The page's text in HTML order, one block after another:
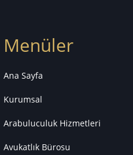
Menüler
Ana Sayfa
Kurumsal
Arabuluculuk Hizmetleri
Avukatlık Bürosu